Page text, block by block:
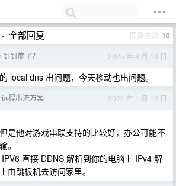
› 全部回复 回复总数 10
› 钉钉崩了？ 2025 年 8 月 13 日
local dns 出问题，今天移动也出问题。
远程串流方案 2024 年 1 月 12 日
是他对游戏串联支持的比较好，办公可能不
。
直接 DDNS 解析到你的电脑上 IPv4 解
由跳板机去访问家里。